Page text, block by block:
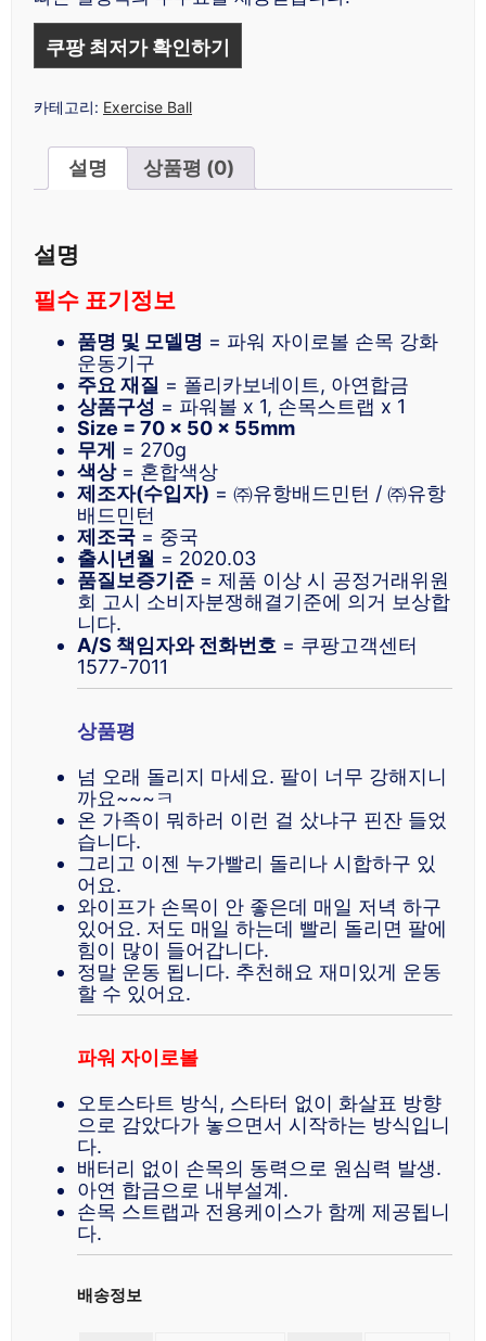
격:
₩11,000.
격:
₩9,000.
쿠팡 최저가 확인하기
카테고리: Exercise Ball
설명 상품평 (0)
설명
필수 표기정보
품명 및 모델명 = 파워 자이로볼 손목 강화
운동기구
주요 재질 = 폴리카보네이트, 아연합금
상품구성 = 파워볼 x 1, 손목스트랩 x 1
Size = 70 x 50 x 55mm
무게 = 270g
색상= 혼합색상
제조자(수입자) = ㈜유항배드민턴 / ㈜유항
배드민턴
제조국 = 중국
출시년월 = 2020.03
품질보증기준 = 제품 이상 시 공정거래위원
회 고시 소비자분쟁해결기준에 의거 보상합
니다.
A/S 책임자와 전화번호 = 쿠팡고객센터
1577-7011
상품평
넘 오래 돌리지 마세요. 팔이 너무 강해지니
까요~~~ㅋ
온 가족이 뭐하러 이런 걸 샀냐구 핀잔 들었
습니다.
그리고 이젠 누가빨리 돌리나 시합하구 있
어요.
와이프가 손목이 안 좋은데 매일 저녁 하구
있어요. 저도 매일 하는데 빨리 돌리면 팔에
힘이 많이 들어갑니다.
정말 운동 됩니다. 추천해요 재미있게 운동
할 수 있어요.
파워 자이로볼
오토스타트 방식, 스타터 없이 화살표 방향
으로 감았다가 놓으면서 시작하는 방식입니
다.
배터리 없이 손목의 동력으로 원심력 발생.
아연 합금으로 내부설계.
손목 스트랩과 전용케이스가 함께 제공됩니
다.
배송정보